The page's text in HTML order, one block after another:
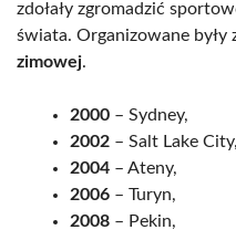
zdołały zgromadzić
świata. Organizowane były
zimowej.
2000 – Sydney,
2002 – Salt Lake City,
2004 – Ateny,
2006 – Turyn,
2008 – Pekin,